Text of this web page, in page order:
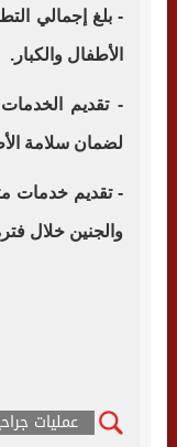
الأطفال والكبار.
لضمان سلامة
والجنين خلال
عمليات